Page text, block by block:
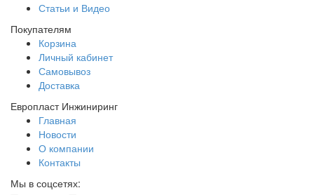
Статьи и Видео
Покупателям
Корзина
Личный кабинет
Самовывоз
Доставка
Европласт Инжиниринг
Главная
Новости
О компании
Контакты
Мы в соцсетях: